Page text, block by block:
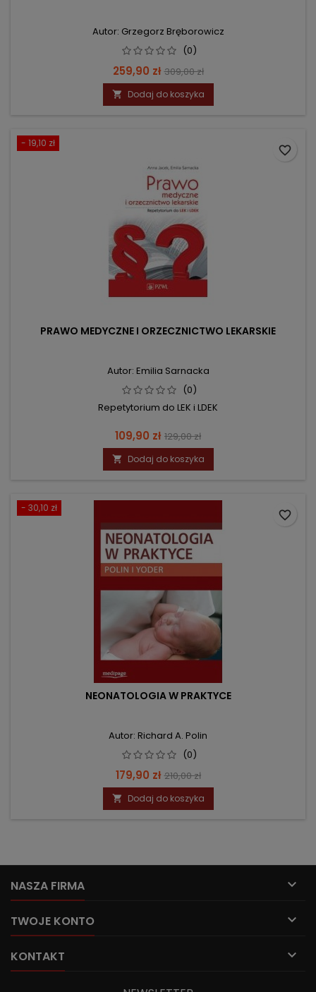
Autor: Grzegorz Bręborowicz
(0)
Cena
259,90 zł Cena
podstawowa
309,00 zł
 Dodaj do koszyka
- 19,10 zł
PRAWO MEDYCZNE I ORZECZNICTWO LEKARSKIE
Autor: Emilia Sarnacka
(0)
Repetytorium do LEK i LDEK
Cena
109,90 zł Cena
podstawowa
129,00 zł
 Dodaj do koszyka
favorite_border
- 30,10 zł
NEONATOLOGIA W PRAKTYCE
Autor: Richard A. Polin
(0)
Cena
179,90 zł Cena
podstawowa
210,00 zł
 Dodaj do koszyka
favorite_border
NASZA FIRMA 
TWOJE KONTO 
KONTAKT 